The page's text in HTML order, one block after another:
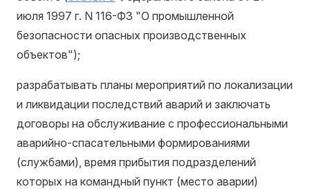
июля 1997 г. N 116-ФЗ "О промышленной
безопасности опасных производственных
объектов");
разрабатывать планы мероприятий по локализации
и ликвидации последствий аварий и заключать
договоры на обслуживание с профессиональными
аварийно-спасательными формированиями
(службами), время прибытия подразделений
которых на командный пункт (место аварии)